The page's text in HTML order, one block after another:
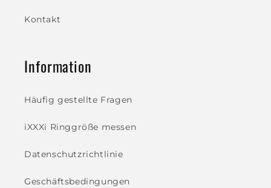
Kontakt
Information
Häufig gestellte Fragen
iXXXi Ringgröße messen
Datenschutzrichtlinie
Geschäftsbedingungen